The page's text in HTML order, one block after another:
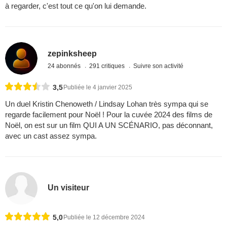
à regarder, c'est tout ce qu'on lui demande.
zepinksheep
24 abonnés 291 critiques Suivre son activité
3,5 Publiée le 4 janvier 2025
Un duel Kristin Chenoweth / Lindsay Lohan très sympa qui se
regarde facilement pour Noël ! Pour la cuvée 2024 des films de
Noël, on est sur un film QUI A UN SCÉNARIO, pas déconnant,
avec un cast assez sympa.
Un visiteur
5,0 Publiée le 12 décembre 2024